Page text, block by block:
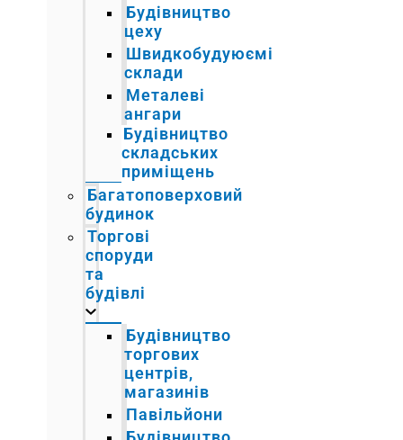
Будівництво
цеху
Швидкобудуюємі
склади
Металеві
ангари
Будівництво
складських
приміщень
Багатоповерховий
будинок
Торгові
споруди
та
будівлі
Будівництво
торгових
центрів,
магазинів
Павільйони